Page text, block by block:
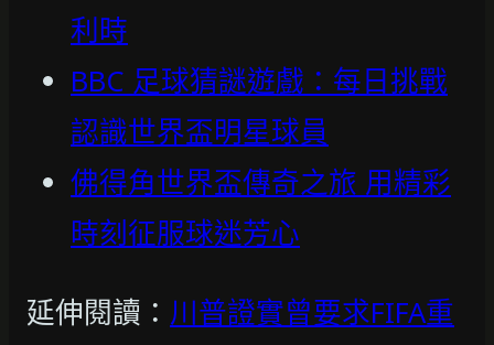
利時
BBC 足球猜謎遊戲：每日挑戰
認識世界盃明星球員
佛得角世界盃傳奇之旅 用精彩
時刻征服球迷芳心
延伸閱讀： 川普證實曾要求FIFA重